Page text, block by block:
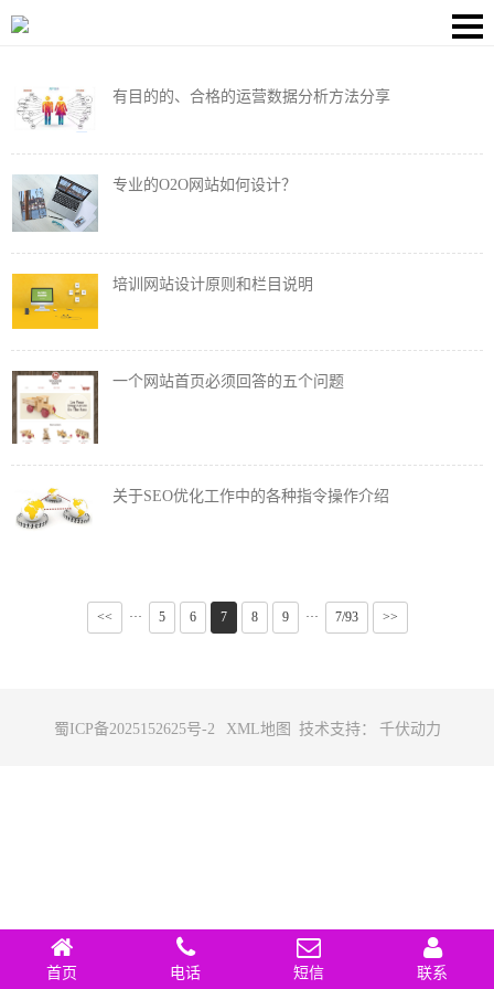
有目的的、合格的运营数据分析方法分享
专业的O2O网站如何设计？
培训网站设计原则和栏目说明
一个网站首页必须回答的五个问题
关于SEO优化工作中的各种指令操作介绍
<< ··· 5 6 7 8 9 ··· 7/93 >>
蜀ICP备2025152625号-2 XML地图 技术支持： 千伏动力
首页 电话 短信 联系